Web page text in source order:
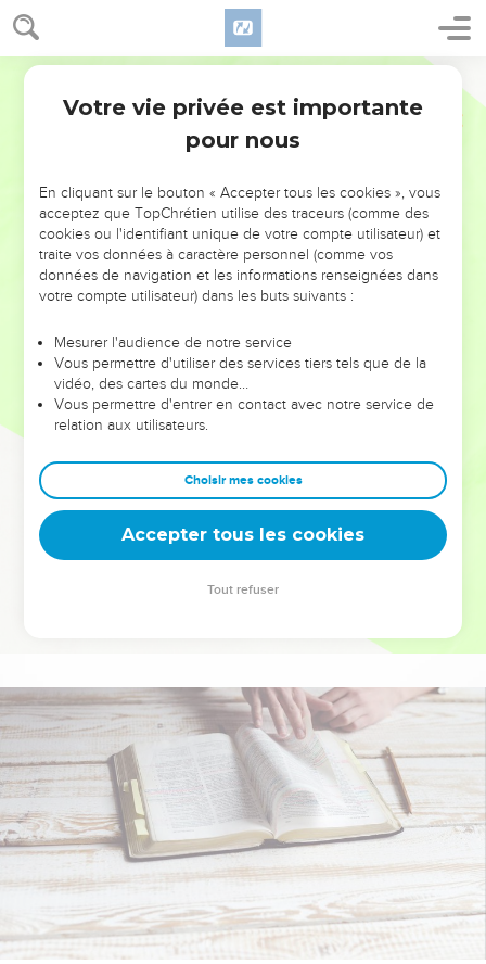
NE MANQUEZ PAS L’ÉVÉNEMENT
DE L’ANNÉE !
ET SI LEURS ERREURS POUVAIENT VOUS ÉVITER LES
VOTRES ?
leur foi ou leur vision. Mais on voit moins les doutes, les erreurs
et les saisons difficiles qu'ils ont traversés, alors même que ce
sont elles qui les ont façonnés.
Dans cette conférence, leaders, entrepreneurs, et responsables
clés pour avancer avec plus de sagesse afin que leurs erreurs
deviennent vos tremplins. Que vous guidiez un ministère, une
équipe, un groupe ou une famille, leur expérience est faite
Votre vie privée est importante
pour nous
En cliquant sur le bouton « Accepter tous les cookies », vous
acceptez que TopChrétien utilise des traceurs (comme des
cookies ou l'identifiant unique de votre compte utilisateur) et
traite vos données à caractère personnel (comme vos
données de navigation et les informations renseignées dans
votre compte utilisateur) dans les buts suivants :
Mesurer l'audience de notre service
Vous permettre d'utiliser des services tiers tels que de la
vidéo, des cartes du monde…
Vous permettre d'entrer en contact avec notre service de
relation aux utilisateurs.
Choisir mes cookies
Accepter tous les cookies
Tout refuser